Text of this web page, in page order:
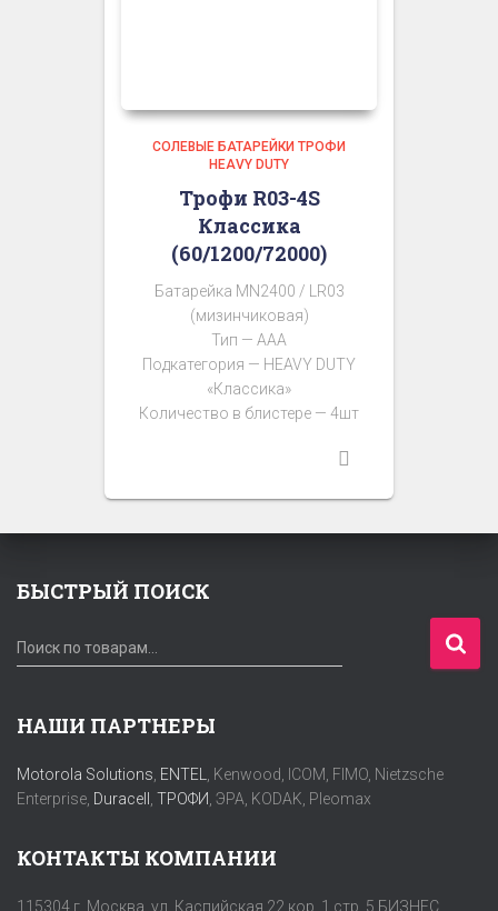
СОЛЕВЫЕ БАТАРЕЙКИ ТРОФИ
HEAVY DUTY
Трофи R03-4S
Классика
(60/1200/72000)
Батарейка MN2400 / LR03
(мизинчиковая)
Тип — AAA
Подкатегория — HEAVY DUTY
«Классика»
Количество в блистере — 4шт
БЫСТРЫЙ ПОИСК
И
с
т
:
Поиск по товарам…
НАШИ ПАРТНЕРЫ
Motorola Solutions ENTEL
, Kenwood, ICOM, FIMO, Nietzsche
Enterprise, Duracell ТРОФИ , ЭРА, KODAK, Pleomax
КОНТАКТЫ КОМПАНИИ
115304 г. Москва, ул. Каспийская 22 кор. 1 стр. 5 БИЗНЕС